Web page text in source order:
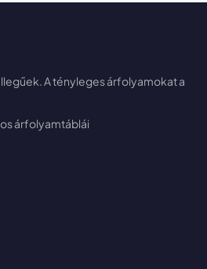
A tényleges árfolyamokat a
árfolyamtáblái